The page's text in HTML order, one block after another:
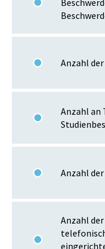
Anzahl
Anzahl an
Anzahl
Anzahl